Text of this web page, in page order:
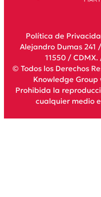
Política de
Alejandro Dumas 241
11550 /
© Todos los Derechos
Knowledge
Prohibida la
cualquier medio